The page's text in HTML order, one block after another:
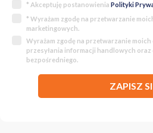
* Akceptuję postanowienia Polityki
* Wyrażam zgodę na przetwarzanie
marketingowych.
Wyrażam zgodę na przetwarzanie
przesyłania informacji handlowych oraz
bezpośredniego.
ZAPISZ